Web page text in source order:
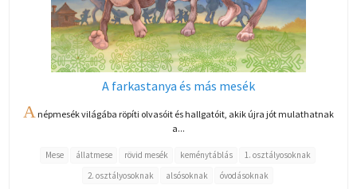
A farkastanya és más mesék
A népmesék világába röpíti olvasóit és hallgatóit, akik újra jót mulathatnak
a...
Mese állatmese rövid mesék keménytáblás
1. osztályosoknak
2. osztályosoknak
alsósoknak óvodásoknak